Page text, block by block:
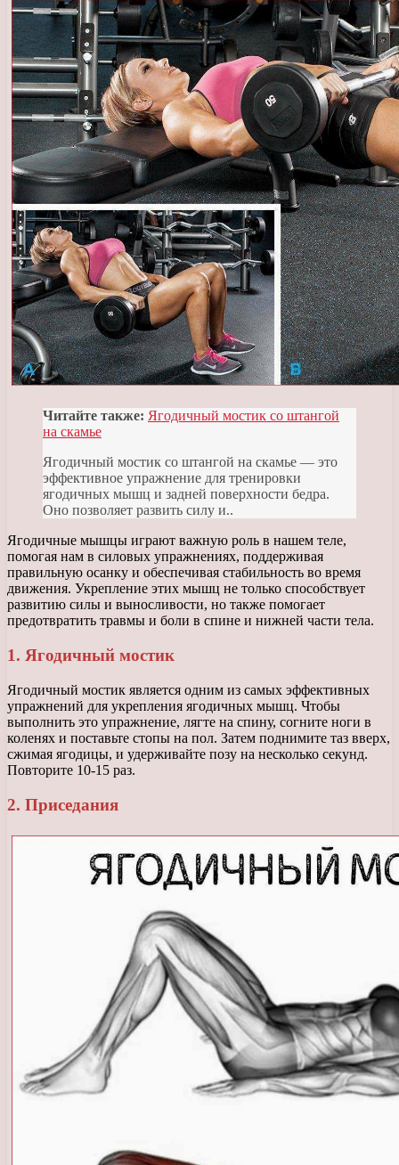
Читайте также: Ягодичный мостик со штангой
на скамье
Ягодичный мостик со штангой на скамье — это
эффективное упражнение для тренировки
ягодичных мышц и задней поверхности бедра.
Оно позволяет развить силу и..
Ягодичные мышцы играют важную роль в нашем теле,
помогая нам в силовых упражнениях, поддерживая
правильную осанку и обеспечивая стабильность во время
движения. Укрепление этих мышц не только способствует
развитию силы и выносливости, но также помогает
предотвратить травмы и боли в спине и нижней части тела.
1. Ягодичный мостик
Ягодичный мостик является одним из самых эффективных
упражнений для укрепления ягодичных мышц. Чтобы
выполнить это упражнение, лягте на спину, согните ноги в
коленях и поставьте стопы на пол. Затем поднимите таз вверх,
сжимая ягодицы, и удерживайте позу на несколько секунд.
Повторите 10-15 раз.
2. Приседания